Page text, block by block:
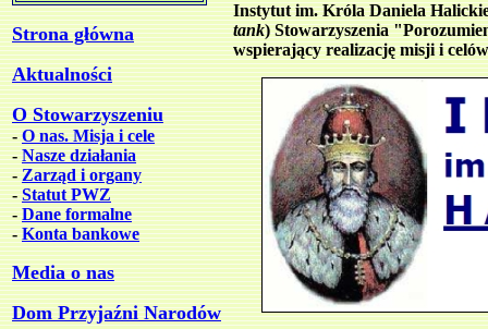
Strona główna
Aktualności
O Stowarzyszeniu
-O nas. Misja i cele
-Nasze działania
-Zarząd i organy
-Statut PWZ
-Dane formalne
-Konta bankowe
Media o nas
Dom Przyjaźni Narodów
Instytut im. Króla Daniela
tank) Stowarzyszenia
wspierający realizację misji i